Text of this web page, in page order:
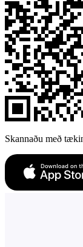
Skannaðu með